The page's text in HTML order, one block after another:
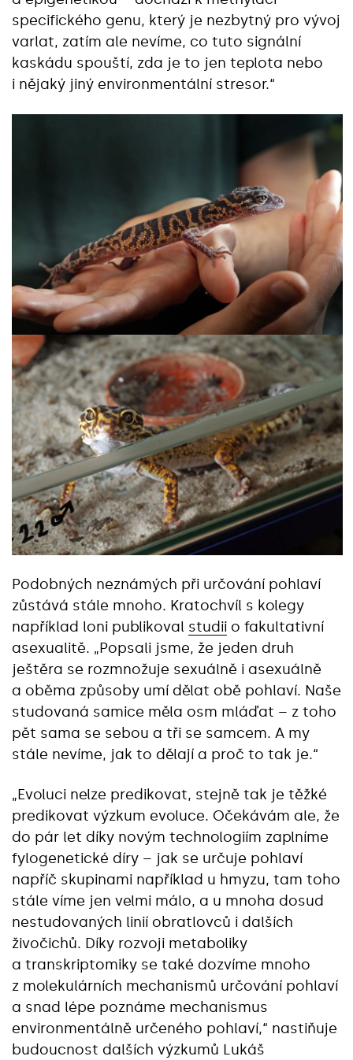
specifického genu, který je nezbytný pro vývoj
varlat, zatím ale nevíme, co tuto signální
kaskádu spouští, zda je to jen teplota nebo
i nějaký jiný environmentální stresor.“‎
Podobných neznámých při určování pohlaví
zůstává stále mnoho. Kratochvíl s kolegy
například loni publikoval studii o fakultativní
asexualitě. „Popsali jsme, že jeden druh
ještěra se rozmnožuje sexuálně i asexuálně
a oběma způsoby umí dělat obě pohlaví. Naše
studovaná samice měla osm mláďat – z toho
pět sama se sebou a tři se samcem. A my
stále nevíme, jak to dělají a proč to tak je.“‎
„Evoluci nelze predikovat, stejně tak je těžké
predikovat výzkum evoluce. Očekávám ale, že
do pár let díky novým technologiím zaplníme
fylogenetické díry – jak se určuje pohlaví
napříč skupinami například u hmyzu, tam toho
stále víme jen velmi málo, a u mnoha dosud
nestudovaných linií obratlovců i dalších
živočichů. Díky rozvoji metaboliky
a transkriptomiky se také dozvíme mnoho
z molekulárních mechanismů určování pohlaví
a snad lépe poznáme mechanismus
environmentálně určeného pohlaví,“‎ nastiňuje
budoucnost dalších výzkumů Lukáš